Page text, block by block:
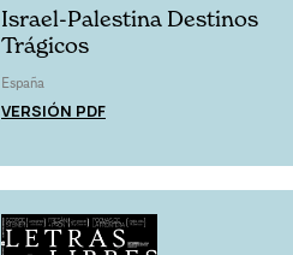
Israel-Palestina Destinos
Trágicos
España
VERSIÓN PDF